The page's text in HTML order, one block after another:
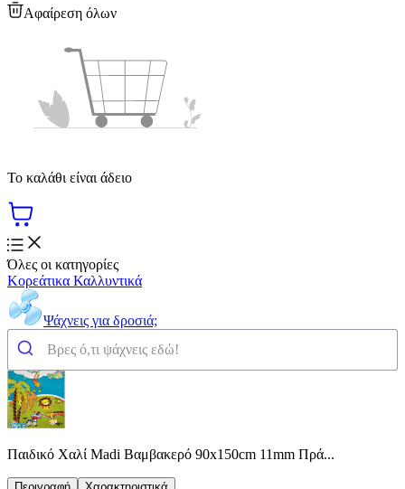
Αφαίρεση όλων
Το καλάθι είναι άδειο
Όλες οι κατηγορίες
Κορεάτικα Καλλυντικά
Ψάχνεις για δροσιά;
Παιδικό Χαλί Madi Βαμβακερό 90x150cm 11mm Πρά...